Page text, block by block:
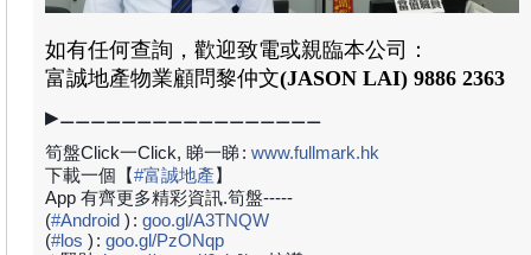
如有任何查詢，歡迎致電或親臨本公司：
富誠地產物業顧問黎仲文(JASON LAI) 9886 2363
▶⚊⚊⚊⚊⚊⚊⚊⚊⚊⚊⚊⚊⚊⚊⚊⚊⚊
筍盤Click一Click, 睇一睇: www.fullmark.hk
下載一個【#富誠地產】
App 有齊更多精彩資訊.筍盤-----
(#Android ) : goo.gl/A3TNQW
(#los ) : goo.gl/PzONqp